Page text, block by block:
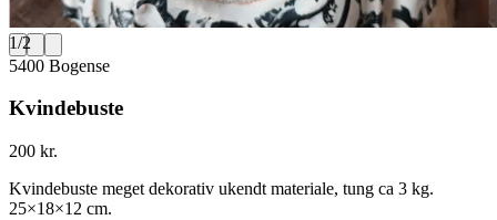
1/2
5400 Bogense
Kvindebuste
200 kr.
Kvindebuste meget dekorativ ukendt materiale, tung ca 3 kg.
25×18×12 cm.